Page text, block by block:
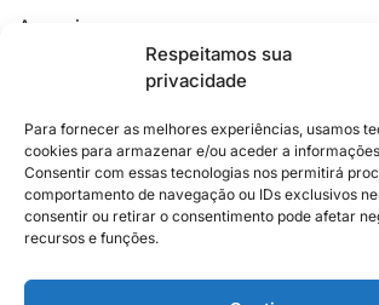
Respeitamos sua
privacidade
Para fornecer as melhores experiências, usamos
cookies para armazenar e/ou aceder a
Consentir com essas tecnologias nos permitirá
comportamento de navegação ou IDs exclusivos
consentir ou retirar o consentimento pode afetar
recursos e funções.
Anuncie
Política de Cookies
2026 © Feito com
no Espírito Santo.